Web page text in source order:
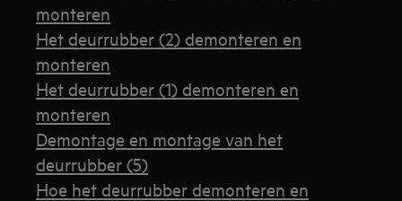
monteren
Het deurrubber (2) demonteren en
monteren
Het deurrubber (1) demonteren en
monteren
Demontage en montage van het
deurrubber (5)
Hoe het deurrubber demonteren en